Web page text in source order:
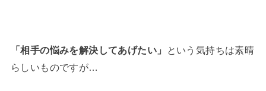
「相手の悩みを解決してあげたい」
という気持ちは素晴
らしいものですが…